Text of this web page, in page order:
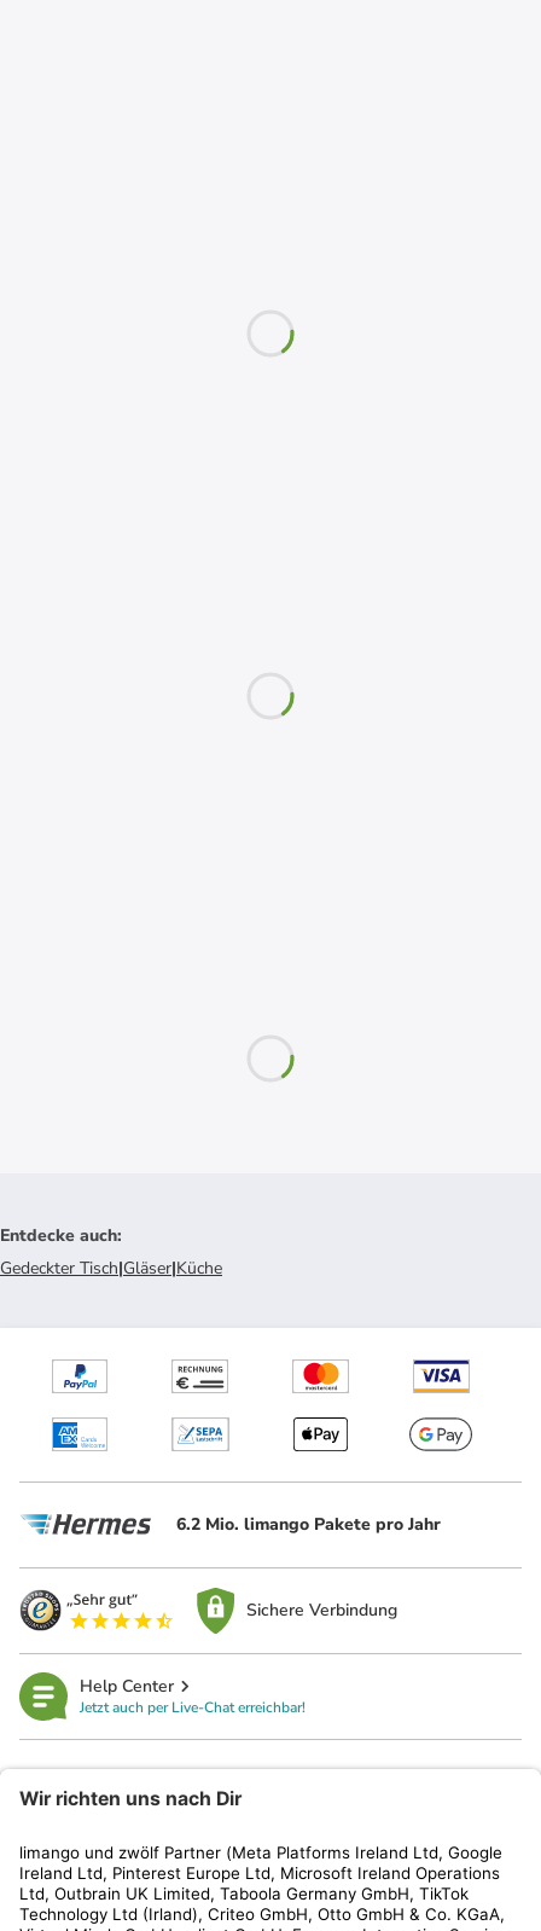
Entdecke auch:
Gedeckter Tisch|Gläser|Küche
6.2 Mio. limango Pakete pro Jahr
Sichere Verbindung
Help Center
Jetzt auch per Live-Chat erreichbar!
Kundenservice